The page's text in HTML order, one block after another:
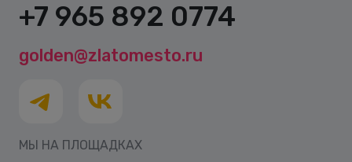
+7 965 892 0774
golden@zlatomesto.ru
МЫ НА ПЛОЩАДКАХ